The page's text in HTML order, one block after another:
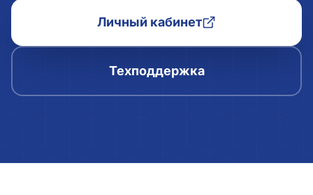
Личный кабинет
Техподдержка